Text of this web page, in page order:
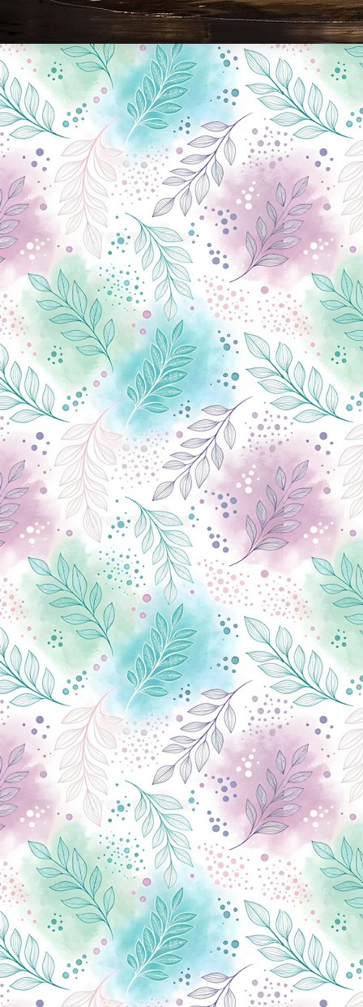
Новини Чернігова, Чернігівські новини, Чернігівський формат, новини Чернігова, події в Чернігові: політика, економіка, аналітика, культура, відеоновини, екологія, спортивний Чернігів, туризм, Чернігів